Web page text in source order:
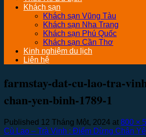
Khách sạn
Khách sạn Vũng Tàu
Khách sạn Nha Trang
Khách sạn Phú Quốc
Khách sạn Cần Thơ
Kinh nghiệm du lịch
Liên hệ
farmstay-dat-cu-lao-tra-
chan-yen-binh-1789-1
Published 12 Tháng Một, 2024 at 800 ×
Cù Lao – Trà Vinh : Điểm Dừng Chân